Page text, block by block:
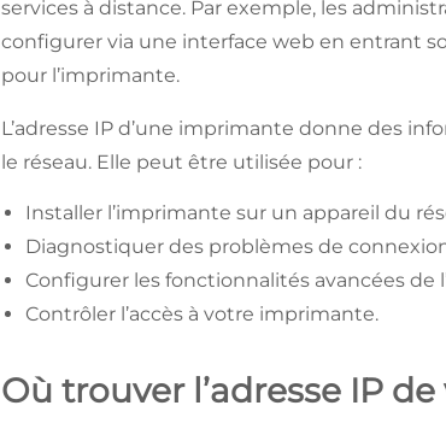
services à distance. Par exemple, les
configurer via une interface web en entrant
pour l’imprimante.
L’adresse IP d’une imprimante donne des
le réseau. Elle peut être utilisée pour :
Installer l’imprimante sur un appareil du
Diagnostiquer des problèmes de
Configurer les fonctionnalités avancées de
Contrôler l’accès à votre imprimante.
Où trouver l’adresse IP